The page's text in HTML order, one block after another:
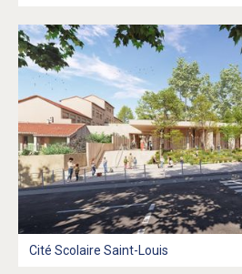
Cité Scolaire Saint-Louis